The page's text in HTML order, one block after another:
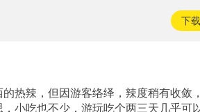
下载
热辣，但因游客络绎，辣度稍有收敛，
小吃也不少，游玩吃个两三天几乎可